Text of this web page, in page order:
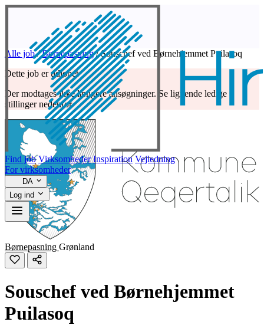
Find job Virksomheder Inspiration Vejledning
For virksomheder
DA
Log ind
Alle job / Børnepasning / Souschef ved Børnehjemmet Puilasoq
Dette job er udløbet
Der modtages ikke længere ansøgninger. Se lignende ledige
stillinger nedenfor.
Børnepasning Grønland
Souschef ved Børnehjemmet
Puilasoq